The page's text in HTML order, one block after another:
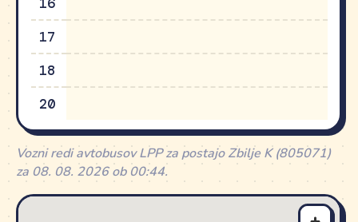
17
18
20
Vozni redi avtobusov LPP za postajo Zbilje K (805071)
za 08. 08. 2026 ob 00:44.